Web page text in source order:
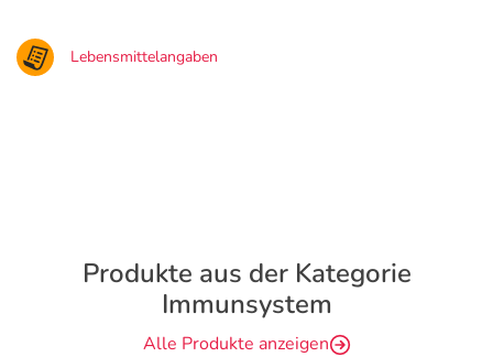
Lebensmittelangaben
Produkte aus der Kategorie
Immunsystem
Alle Produkte anzeigen